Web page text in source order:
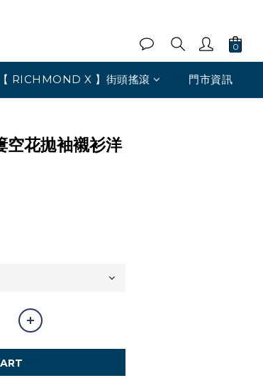
【 RICHMOND X 】街頭搖滾 門市資訊
花拋袖襯衫洋